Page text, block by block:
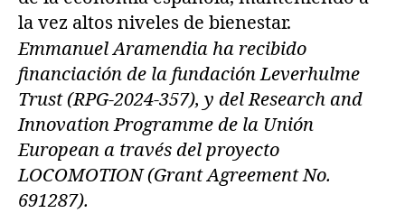
la vez altos niveles de bienestar.
Emmanuel Aramendia ha recibido
financiación de la fundación Leverhulme
Trust (RPG-2024-357), y del Research and
Innovation Programme de la Unión
European a través del proyecto
LOCOMOTION (Grant Agreement No.
691287).